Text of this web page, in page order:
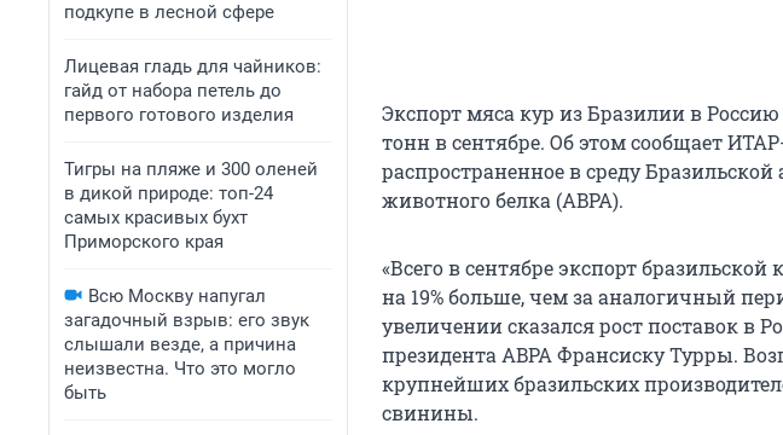
подкупе в лесной сфере
Лицевая гладь для чайников:
гайд от набора петель до
первого готового изделия
Тигры на пляже и 300 оленей
в дикой природе: топ-24
самых красивых бухт
Приморского края
Всю Москву напугал
загадочный взрыв: его звук
слышали везде, а причина
неизвестна. Что это могло
быть
Экспорт мяса кур из Бразилии в
тонн в сентябре. Об этом сообщает
распространенное в среду
животного белка (ABPA).
«Всего в сентябре экспорт
на 19% больше, чем за аналогичный
увеличении сказался рост поставок в
президента ABPA Франсиску Турры.
крупнейших бразильских
свинины.